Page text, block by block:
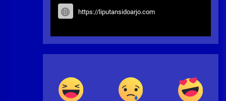
https://liputansidoarjo.com